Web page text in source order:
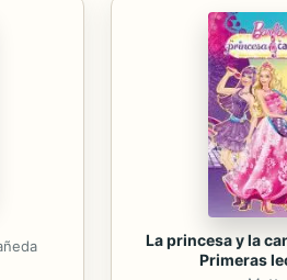
La princesa y la
Primeras